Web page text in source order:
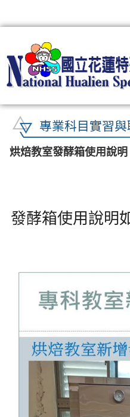
專業科目實習
烘焙教室發酵箱使用說明
發酵箱使用說明